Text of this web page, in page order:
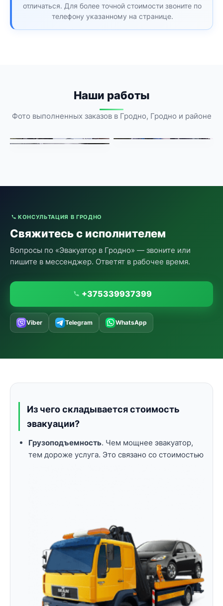
отличаться. Для более точной стоимости звоните по
телефону указанному на странице.
Наши работы
Фото выполненных заказов в Гродно, Гродно и районе
КОНСУЛЬТАЦИЯ В ГРОДНО
Свяжитесь с исполнителем
Вопросы по «Эвакуатор в Гродно» — звоните или
пишите в мессенджер. Ответят в рабочее время.
+375339937399
Viber Telegram WhatsApp
Из чего складывается стоимость
эвакуации?
Грузоподъемность. Чем мощнее эвакуатор,
тем дороже услуга. Это связано со стоимостью